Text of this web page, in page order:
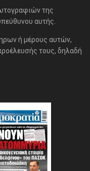
της
αυτής.
ή μέρους αυτών,
τους, δηλαδή